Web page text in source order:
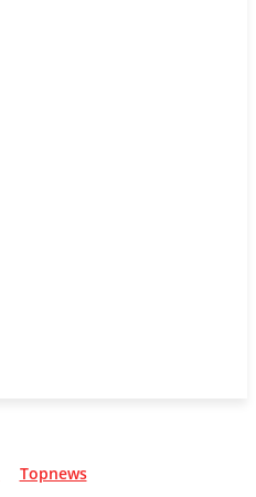
Topnews